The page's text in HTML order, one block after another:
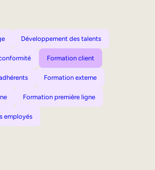
Développement des talents
Formation client
Formation externe
Formation première ligne
employés